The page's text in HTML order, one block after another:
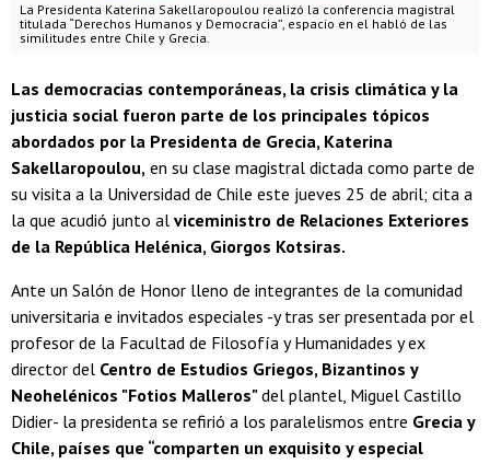
La Presidenta Katerina Sakellaropoulou realizó la conferencia magistral
titulada “Derechos Humanos y Democracia”, espacio en el habló de las
similitudes entre Chile y Grecia.
Las democracias contemporáneas, la crisis climática y la
justicia social fueron parte de los principales tópicos
abordados por la Presidenta de Grecia, Katerina
Sakellaropoulou, en su clase magistral dictada como parte de
su visita a la Universidad de Chile este jueves 25 de abril; cita a
la que acudió junto al viceministro de Relaciones Exteriores
de la República Helénica, Giorgos Kotsiras.
Ante un Salón de Honor lleno de integrantes de la comunidad
universitaria e invitados especiales -y tras ser presentada por el
profesor de la Facultad de Filosofía y Humanidades y ex
director del Centro de Estudios Griegos, Bizantinos y
Neohelénicos "Fotios Malleros"del plantel, Miguel Castillo
Didier- la presidenta se refirió a los paralelismos entre Grecia y
Chile, países que “comparten un exquisito y especial